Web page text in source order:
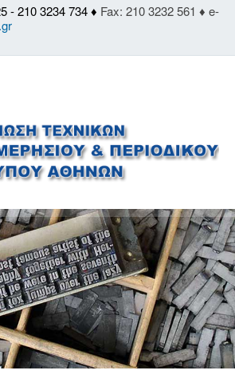
- 210 3234 734 ♦ Fax: 210 3232 561 ♦ e-